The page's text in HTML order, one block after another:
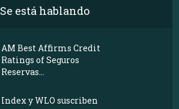
Se está hablando
AM Best Affirms Credit
Ratings of Seguros
Reservas...
Index y WLO suscriben